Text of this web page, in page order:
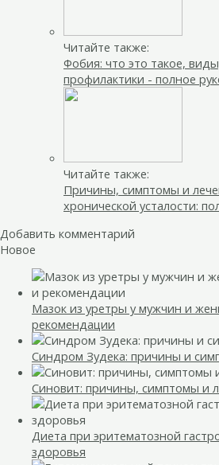
Читайте также:
Фобия: что это такое,
профилактики - полное
Читайте также:
Причины, симптомы и
хронической усталости:
Добавить комментарий
Новое
Мазок из уретры у мужчин и
рекомендации
Синдром Зудека: причины и
Синовит: причины, симптомы и
Диета при эритематозной
здоровья